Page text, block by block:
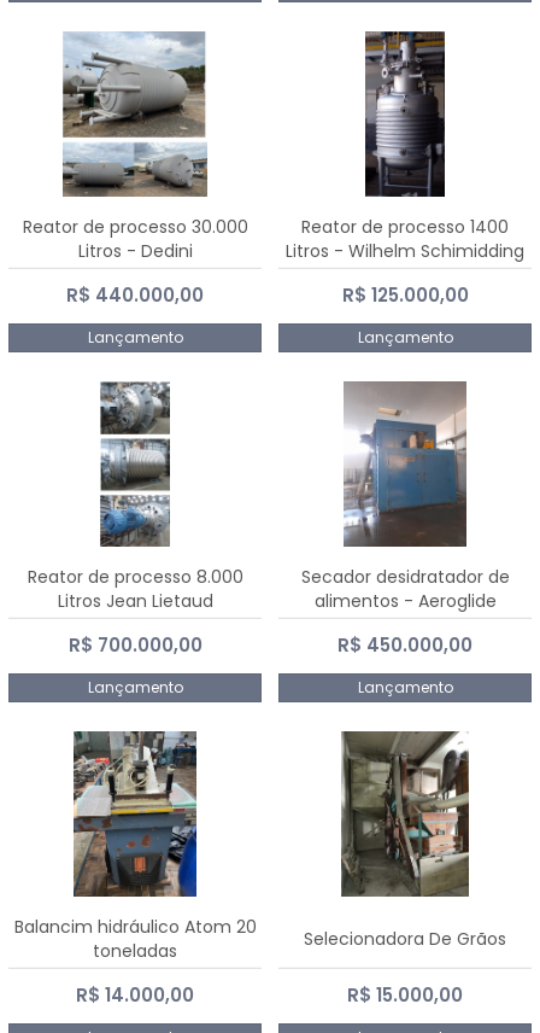
Reator de processo 30.000
Litros - Dedini
R$ 440.000,00
Lançamento
Reator de processo 1400
Litros - Wilhelm Schimidding
R$ 125.000,00
Lançamento
Reator de processo 8.000
Litros Jean Lietaud
R$ 700.000,00
Lançamento
Secador desidratador de
alimentos - Aeroglide
R$ 450.000,00
Lançamento
Balancim hidráulico Atom 20
toneladas
R$ 14.000,00
Selecionadora De Grãos
R$ 15.000,00